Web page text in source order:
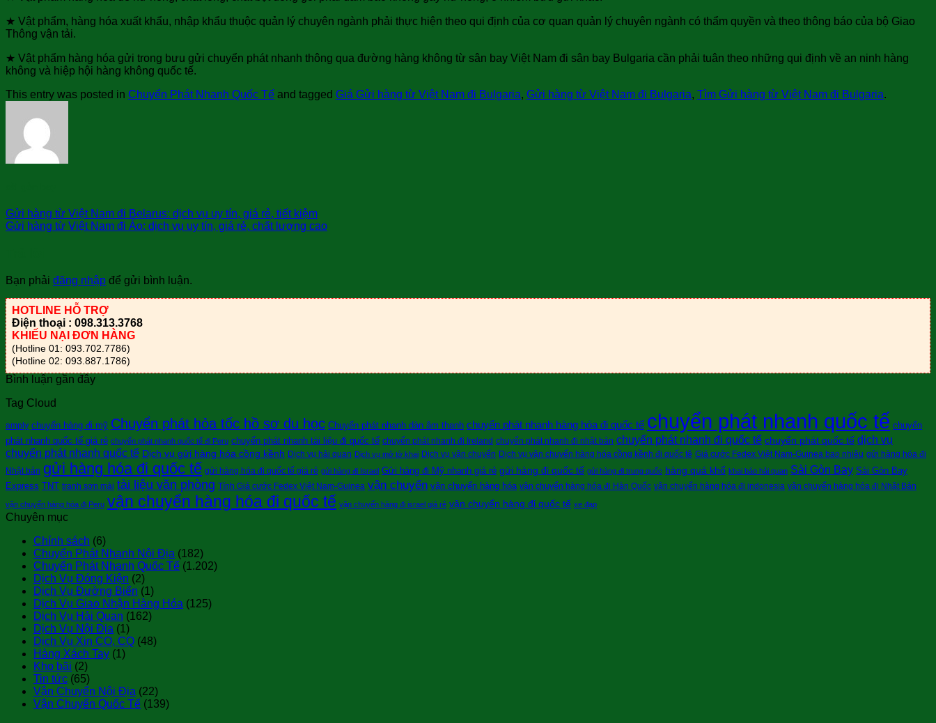
★ Vật phẩm, hàng hóa xuất khẩu, nhập khẩu thuộc quản lý chuyên ngành phải thực hiện theo qui định của cơ quan quản lý chuyên ngành có thẩm quyền và theo thông báo của bộ Giao
Thông vận tải.
★ Vật phẩm hàng hóa gửi trong bưu gửi chuyển phát nhanh thông qua đường hàng không từ sân bay Việt Nam đi sân bay Bulgaria cần phải tuân theo những qui định về an ninh hàng
không và hiệp hội hàng không quốc tế.
This entry was posted in Chuyển Phát Nhanh Quốc Tế and tagged Giá Gửi hàng từ Việt Nam đi Bulgaria, Gửi hàng từ Việt Nam đi Bulgaria, Tìm Gửi hàng từ Việt Nam đi Bulgaria.
Gửi hàng từ Việt Nam đi Belarus: dịch vụ uy tín, giá rẻ, tiết kiệm
Gửi hàng từ Việt Nam đi Áo: dịch vụ uy tín, giá rẻ, chất lượng cao
Bạn phải đăng nhập để gửi bình luận.
HOTLINE HỖ TRỢ
Điện thoại : 098.313.3768
KHIẾU NẠI ĐƠN HÀNG
(Hotline 01: 093.702.7786)
(Hotline 02: 093.887.1786)
Bình luận gần đây
Tag Cloud
amply chuyển hàng đi mỹ Chuyển phát hỏa tốc hồ sơ du học Chuyển phát nhanh dàn âm thanh chuyển phát nhanh hàng hóa đi quốc tế chuyển phát nhanh quốc tế chuyển
phát nhanh quốc tế giá rẻ chuyển phát nhanh quốc tế đi Peru chuyển phát nhanh tài liệu đi quốc tế chuyển phát nhanh đi Ireland chuyển phát nhanh đi nhật bản chuyển phát nhanh đi quốc tế chuyển phát quốc tế dịch vụ
chuyển phát nhanh quốc tế Dịch vụ gửi hàng hóa cồng kềnh Dịch vụ hải quan Dịch vụ mở tờ khai Dịch vụ vận chuyển Dịch vụ vận chuyển hàng hóa cồng kềnh đi quốc tê Giá cước Fedex Việt Nam-Guinea bao nhiêu gửi hàng hóa đi
Nhật bản gửi hàng hóa đi quốc tế gửi hàng hóa đi quốc tế giá rẻ gửi hàng đi Israel Gửi hàng đi Mỹ nhanh giá rẻ gửi hàng đi quốc tế gửi hàng đi trung quốc hàng quá khổ khai báo hải quan Sài Gòn Bay Sài Gòn Bay
Express TNT tranh sơn mài tài liệu văn phòng Tính Giá cước Fedex Việt Nam-Guinea vận chuyển vận chuyển hàng hóa vận chuyển hàng hóa đi Hàn Quốc vận chuyển hàng hóa đi indonesia vận chuyển hàng hóa đi Nhật Bản
vận chuyển hàng hóa đi Peru vận chuyển hàng hóa đi quốc tế vận chuyển hàng đi israel giá rẻ vận chuyển hàng đi quốc tế xe đạp
Chuyên mục
Chính sách (6)
Chuyển Phát Nhanh Nội Địa (182)
Chuyển Phát Nhanh Quốc Tế (1.202)
Dịch Vụ Đóng Kiện (2)
Dịch Vụ Đường Biển (1)
Dịch Vụ Giao Nhận Hàng Hóa (125)
Dịch Vụ Hải Quan (162)
Dịch Vụ Nội Địa (1)
Dịch Vụ Xin CO, CQ (48)
Hàng Xách Tay (1)
Kho bãi (2)
Tin tức (65)
Vận Chuyển Nội Địa (22)
Vận Chuyển Quốc Tế (139)